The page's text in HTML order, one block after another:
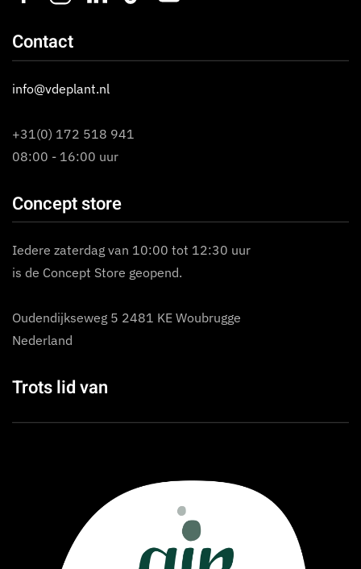
Contact
info@vdeplant.nl
+31(0) 172 518 941
08:00 - 16:00 uur
Concept store
Iedere zaterdag van 10:00 tot 12:30 uur
is de Concept Store geopend.
Oudendijkseweg 5 2481 KE Woubrugge
Nederland
Trots lid van